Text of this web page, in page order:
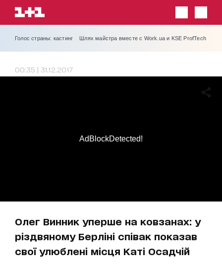
Голос страны: кастинг Шлях майстра вместе с Work.ua и KSE ProfTech
00:35 | 31.12.2017
Олег Винник уперше на ковзанах: у
різдвяному Берліні співак показав
свої улюблені місця Каті Осадчій
AdBlockDetected!